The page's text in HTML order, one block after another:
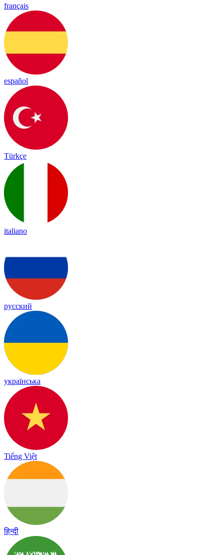
français
español
Türkçe
italiano
русский
українська
Tiếng Việt
हिन्दी